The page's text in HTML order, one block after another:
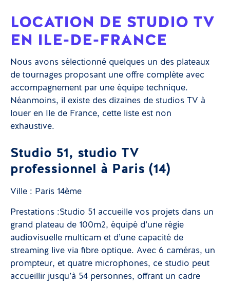
LOCATION DE STUDIO TV
EN ILE-DE-FRANCE
Nous avons sélectionné quelques un des plateaux
de tournages proposant une offre complète avec
accompagnement par une équipe technique.
Néanmoins, il existe des dizaines de studios TV à
louer en Ile de France, cette liste est non
exhaustive.
Studio 51, studio TV
professionnel à Paris (14)
Ville : Paris 14ème
Prestations :Studio 51 accueille vos projets dans un
grand plateau de 100m2, équipé d’une régie
audiovisuelle multicam et d’une capacité de
streaming live via fibre optique. Avec 6 caméras, un
prompteur, et quatre microphones, ce studio peut
accueillir jusqu’à 54 personnes, offrant un cadre